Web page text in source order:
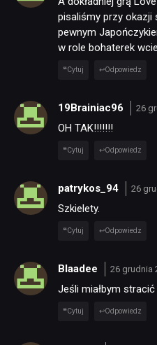
pisaliśmy przy okazji
pewnym
w role bohaterek
Cytuj Odpowiedz
19Brainiac96 26
OH TAK!!!!!!!
Cytuj Odpowiedz
patrykos_94 26
Szkielety.
Cytuj Odpowiedz
Blaadee 26 grudnia
Jeśli miałbym
Cytuj Odpowiedz